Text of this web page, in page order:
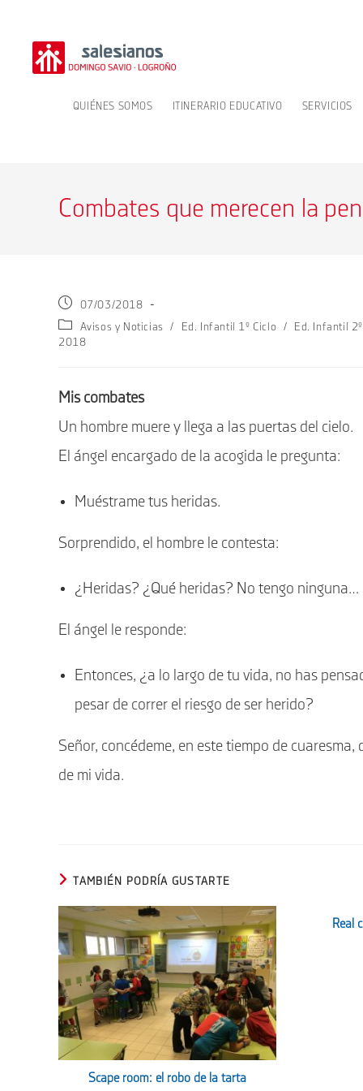
contenido
QUIÉNES SOMOS ITINERARIO EDUCATIVO SERVICIOS
Combates que merecen la
Publicación
de
la
entrada:
07/03/2018
Categoría
de
Avisos y Noticias / Ed. Infantil 1º Ciclo /
Ed. Infantil
2018
Mis combates
Un hombre muere y llega a las puertas del cielo.
El ángel encargado de la acogida le pregunta:
Muéstrame tus heridas.
Sorprendido, el hombre le contesta:
¿Heridas? ¿Qué heridas? No tengo ninguna…
El ángel le responde:
Entonces, ¿a lo largo de tu vida, no has
pesar de correr el riesgo de ser herido?
Señor, concédeme, en este tiempo de
de mi vida.
TAMBIÉN PODRÍA GUSTARTE
Scape room: el robo de la tarta
Real